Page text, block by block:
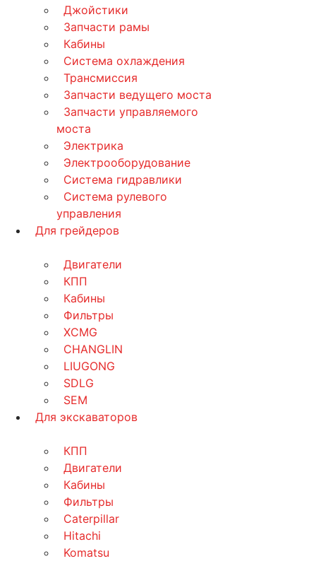
Джойстики
Запчасти рамы
Кабины
Система охлаждения
Трансмиссия
Запчасти ведущего моста
Запчасти управляемого
моста
Электрика
Электрооборудование
Система гидравлики
Система рулевого
управления
Для грейдеров
Двигатели
КПП
Кабины
Фильтры
XCMG
CHANGLIN
LIUGONG
SDLG
SEM
Для экскаваторов
КПП
Двигатели
Кабины
Фильтры
Caterpillar
Hitachi
Komatsu